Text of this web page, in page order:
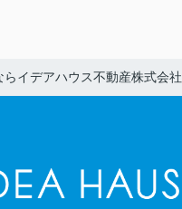
イデアハウス不動産株式会社